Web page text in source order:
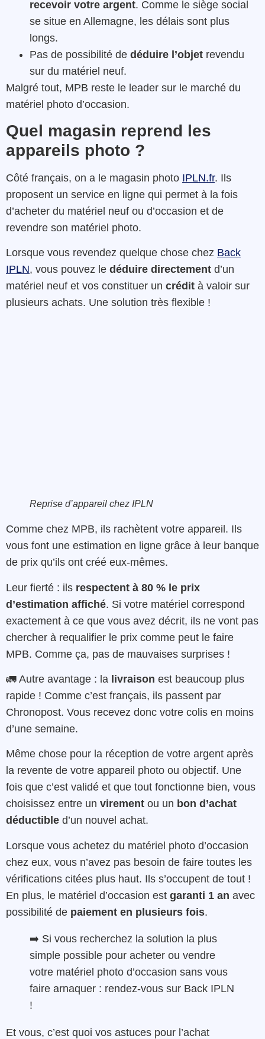
recevoir votre argent. Comme le siège social
se situe en Allemagne, les délais sont plus
longs.
Pas de possibilité de déduire l’objet revendu
sur du matériel neuf.
Malgré tout, MPB reste le leader sur le marché du
matériel photo d’occasion.
Quel magasin reprend les
appareils photo ?
Côté français, on a le magasin photo IPLN.fr. Ils
proposent un service en ligne qui permet à la fois
d’acheter du matériel neuf ou d’occasion et de
revendre son matériel photo.
Lorsque vous revendez quelque chose chez Back
IPLN, vous pouvez le déduire directement d’un
matériel neuf et vos constituer un crédit à valoir sur
plusieurs achats. Une solution très flexible !
Reprise d’appareil chez IPLN
Comme chez MPB, ils rachètent votre appareil. Ils
vous font une estimation en ligne grâce à leur banque
de prix qu’ils ont créé eux-mêmes.
Leur fierté : ils respectent à 80 % le prix
d’estimation affiché. Si votre matériel correspond
exactement à ce que vous avez décrit, ils ne vont pas
chercher à requalifier le prix comme peut le faire
MPB. Comme ça, pas de mauvaises surprises !
🚛 Autre avantage : la livraison est beaucoup plus
rapide ! Comme c’est français, ils passent par
Chronopost. Vous recevez donc votre colis en moins
d’une semaine.
Même chose pour la réception de votre argent après
la revente de votre appareil photo ou objectif. Une
fois que c’est validé et que tout fonctionne bien, vous
choisissez entre un virement ou un bon d’achat
déductible d’un nouvel achat.
Lorsque vous achetez du matériel photo d’occasion
chez eux, vous n’avez pas besoin de faire toutes les
vérifications citées plus haut. Ils s’occupent de tout !
En plus, le matériel d’occasion est garanti 1 an avec
possibilité de paiement en plusieurs fois.
➡️ Si vous recherchez la solution la plus
simple possible pour acheter ou vendre
votre matériel photo d’occasion sans vous
faire arnaquer : rendez-vous sur Back IPLN
!
Et vous, c’est quoi vos astuces pour l’achat